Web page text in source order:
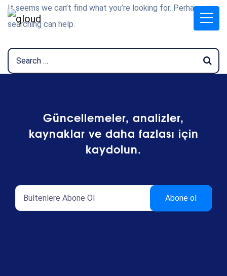
It seems we can’t find what you’re looking for. Perhaps
searching can help.
Güncellemeler, analizler,
kaynaklar ve daha fazlası için
kaydolun.